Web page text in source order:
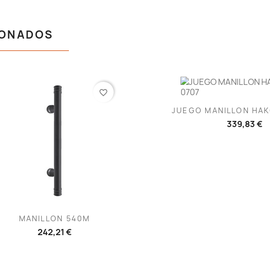
Vista rápida
MANILLON 540M
242,21 €
favorite_border
Vista
JUEGO MANILLON
339,83 €